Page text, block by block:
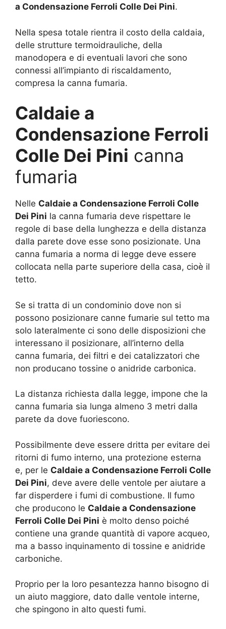
a Condensazione Ferroli Colle Dei Pini.
Nella spesa totale rientra il costo della caldaia,
delle strutture termoidrauliche, della
manodopera e di eventuali lavori che sono
connessi all’impianto di riscaldamento,
compresa la canna fumaria.
Caldaie a
Condensazione Ferroli
Colle Dei Pini canna
fumaria
Nelle Caldaie a Condensazione Ferroli Colle
Dei Pini la canna fumaria deve rispettare le
regole di base della lunghezza e della distanza
dalla parete dove esse sono posizionate. Una
canna fumaria a norma di legge deve essere
collocata nella parte superiore della casa, cioè il
tetto.
Se si tratta di un condominio dove non si
possono posizionare canne fumarie sul tetto ma
solo lateralmente ci sono delle disposizioni che
interessano il posizionare, all’interno della
canna fumaria, dei filtri e dei catalizzatori che
non producano tossine o anidride carbonica.
La distanza richiesta dalla legge, impone che la
canna fumaria sia lunga almeno 3 metri dalla
parete da dove fuoriescono.
Possibilmente deve essere dritta per evitare dei
ritorni di fumo interno, una protezione esterna
e, per le Caldaie a Condensazione Ferroli Colle
Dei Pini, deve avere delle ventole per aiutare a
far disperdere i fumi di combustione. Il fumo
che producono le Caldaie a Condensazione
Ferroli Colle Dei Pini è molto denso poiché
contiene una grande quantità di vapore acqueo,
ma a basso inquinamento di tossine e anidride
carboniche.
Proprio per la loro pesantezza hanno bisogno di
un aiuto maggiore, dato dalle ventole interne,
che spingono in alto questi fumi.